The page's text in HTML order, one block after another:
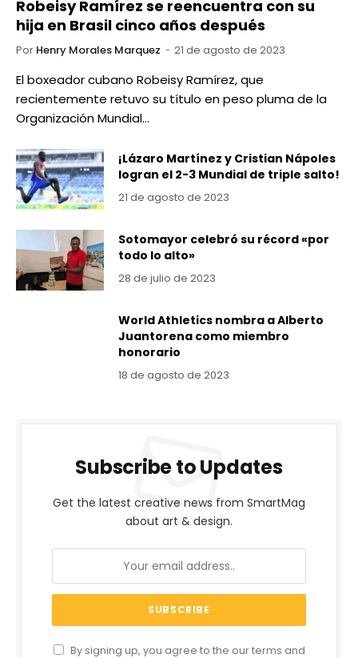
Robeisy Ramírez se reencuentra con su
hija en Brasil cinco años después
Por Henry Morales Marquez 21 de agosto de 2023
El boxeador cubano Robeisy Ramírez, que
recientemente retuvo su título en peso pluma de la
Organización Mundial…
¡Lázaro Martínez y Cristian Nápoles
logran el 2-3 Mundial de triple salto!
21 de agosto de 2023
Sotomayor celebró su récord «por
todo lo alto»
28 de julio de 2023
World Athletics nombra a Alberto
Juantorena como miembro
honorario
18 de agosto de 2023
Subscribe to Updates
Get the latest creative news from SmartMag
about art & design.
By signing up, you agree to the our terms and